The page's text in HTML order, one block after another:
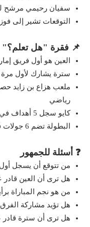
سفيان رحيمي مرشح
التوقعات تشير إلى فوز
📌 فقرة "هل تعلم؟"
العين هو أول فريق
سترة يشارك لأول مرة
ملعب هزاع بن زايد
رياضي
كايو سجل 5 أهداف في آخر 6 مباريات للعين
البطولة تضم 6 جولات في مرحلة المجموعات
❓ أسئلة للجمهور
من تتوقع أن يسجل أول
هل ترى أن العين
من هو نجم المباراة
هل تؤيد مشاركة
هل ترى أن سترة قادر